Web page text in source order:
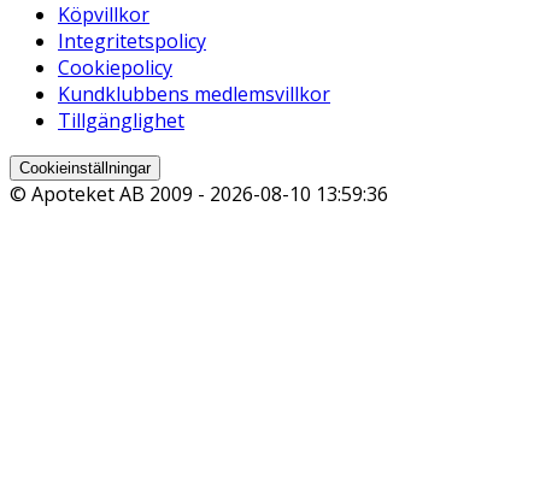
Köpvillkor
Integritetspolicy
Cookiepolicy
Kundklubbens medlemsvillkor
Tillgänglighet
Cookieinställningar
© Apoteket AB 2009 - 2026-08-10 13:59:36